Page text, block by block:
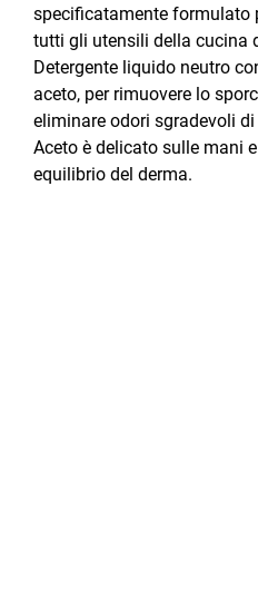
specificatamente formulato
tutti gli utensili della cucina
Detergente liquido neutro
aceto, per rimuovere lo
eliminare odori sgradevoli
Aceto è delicato sulle mani
equilibrio del derma.